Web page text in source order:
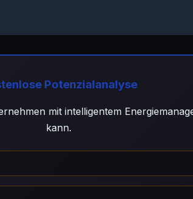
Potenzialanalyse
mit intelligentem
kann.